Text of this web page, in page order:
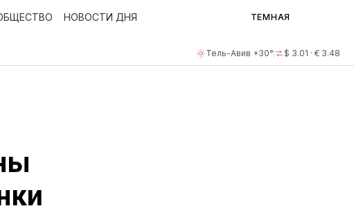
Тель-Авив +30° $ 3.01 · € 3.48
НОВОСТИ ДНЯ ТЕМНАЯ